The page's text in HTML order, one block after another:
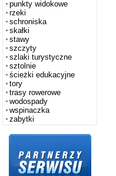
punkty widokowe
rzeki
schroniska
skałki
stawy
szczyty
szlaki turystyczne
sztolnie
ścieżki edukacyjne
tory
trasy rowerowe
wodospady
wspinaczka
zabytki